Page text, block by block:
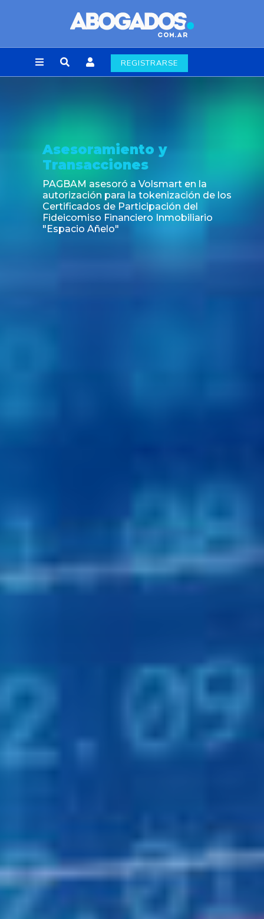
REGISTRARSE
Asesoramiento y
Transacciones
PAGBAM asesoró a Volsmart en la
autorización para la tokenización de los
Certificados de Participación del
Fideicomiso Financiero Inmobiliario
"Espacio Añelo"